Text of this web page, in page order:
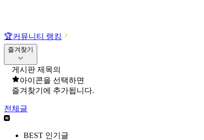
🏆커뮤니티 랭킹
즐겨찾기
게시판 제목의
아이콘을 선택하면
즐겨찾기에 추가됩니다.
전체글
BEST 인기글